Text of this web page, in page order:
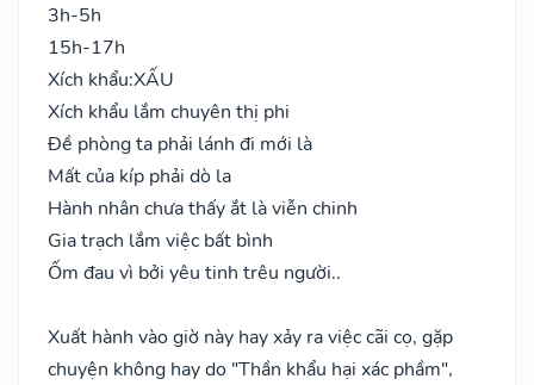
3h-5h
15h-17h
Xích khẩu:XẤU
Xích khẩu lắm chuyên thị phi
Đề phòng ta phải lánh đi mới là
Mất của kíp phải dò la
Hành nhân chưa thấy ắt là viễn chinh
Gia trạch lắm việc bất bình
Ốm đau vì bởi yêu tinh trêu người..
Xuất hành vào giờ này hay xảy ra việc cãi cọ, gặp
chuyện không hay do "Thần khẩu hại xác phầm",